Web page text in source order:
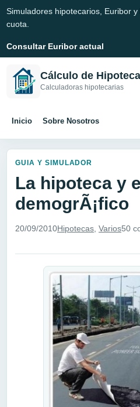
Simuladores hipotecarios, Euribor
cuota.
Consultar Euribor actual
Cálculo de Hipoteca
Calculadoras hipotecarias
Inicio Sobre Nosotros
GUIA Y SIMULADOR
La hipoteca y
demogrÃ¡fico
20/09/2010Hipotecas Varios50